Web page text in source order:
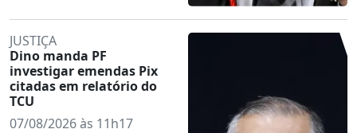
JUSTIÇA
Dino manda PF
investigar emendas Pix
citadas em relatório do
TCU
07/08/2026 às 11h17